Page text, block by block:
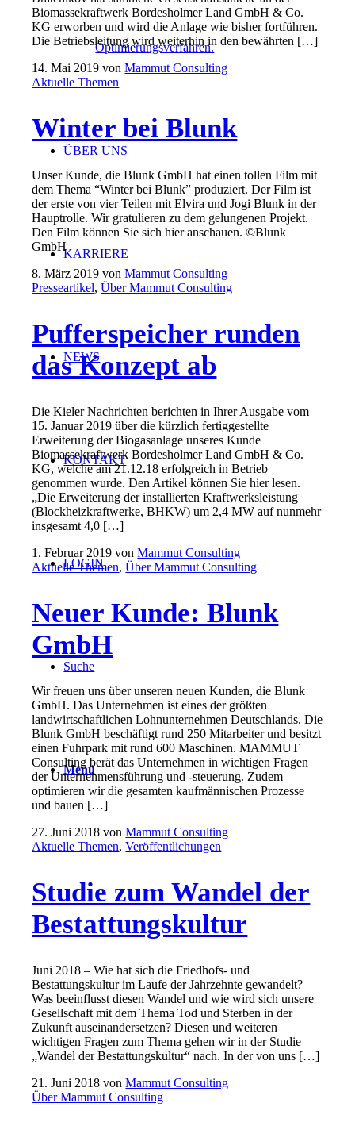
Optimierungsverfahren.
ÜBER UNS
KARRIERE
NEWS
KONTAKT
LOGIN
Suche
Menü
Biomassekraftwerk Bordesholmer Land GmbH & Co.
KG erworben und wird die Anlage wie bisher fortführen.
Die Betriebsleitung wird weiterhin in den bewährten […]
14. Mai 2019 vonMammut Consulting
Aktuelle Themen
Winter bei Blunk
Unser Kunde, die Blunk GmbH hat einen tollen Film mit
dem Thema “Winter bei Blunk” produziert. Der Film ist
der erste von vier Teilen mit Elvira und Jogi Blunk in der
Hauptrolle. Wir gratulieren zu dem gelungenen Projekt.
Den Film können Sie sich hier anschauen. ©Blunk
GmbH
8. März 2019 vonMammut Consulting
Presseartikel,Über Mammut Consulting
Pufferspeicher runden
das Konzept ab
Die Kieler Nachrichten berichten in Ihrer Ausgabe vom
15. Januar 2019 über die kürzlich fertiggestellte
Erweiterung der Biogasanlage unseres Kunde
Biomassekraftwerk Bordesholmer Land GmbH & Co.
KG, welche am 21.12.18 erfolgreich in Betrieb
genommen wurde. Den Artikel können Sie hier lesen.
„Die Erweiterung der installierten Kraftwerksleistung
(Blockheizkraftwerke, BHKW) um 2,4 MW auf nunmehr
insgesamt 4,0 […]
1. Februar 2019 vonMammut Consulting
Aktuelle Themen,Über Mammut Consulting
Neuer Kunde: Blunk
GmbH
Wir freuen uns über unseren neuen Kunden, die Blunk
GmbH. Das Unternehmen ist eines der größten
landwirtschaftlichen Lohnunternehmen Deutschlands. Die
Blunk GmbH beschäftigt rund 250 Mitarbeiter und besitzt
einen Fuhrpark mit rund 600 Maschinen. MAMMUT
Consulting berät das Unternehmen in wichtigen Fragen
der Unternehmensführung und -steuerung. Zudem
optimieren wir die gesamten kaufmännischen Prozesse
und bauen […]
27. Juni 2018 vonMammut Consulting
Aktuelle Themen,Veröffentlichungen
Studie zum Wandel der
Bestattungskultur
Juni 2018 – Wie hat sich die Friedhofs- und
Bestattungskultur im Laufe der Jahrzehnte gewandelt?
Was beeinflusst diesen Wandel und wie wird sich unsere
Gesellschaft mit dem Thema Tod und Sterben in der
Zukunft auseinandersetzen? Diesen und weiteren
wichtigen Fragen zum Thema gehen wir in der Studie
„Wandel der Bestattungskultur“ nach. In der von uns […]
21. Juni 2018 vonMammut Consulting
Über Mammut Consulting